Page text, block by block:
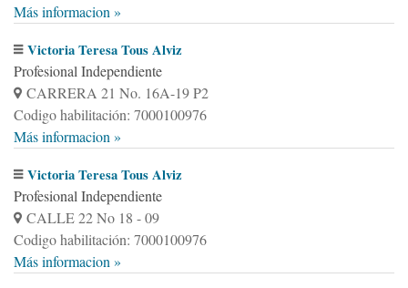
Más informacion »
Victoria Teresa Tous Alviz
Profesional Independiente
CARRERA 21 No. 16A-19 P2
Codigo habilitación: 7000100976
Más informacion »
Victoria Teresa Tous Alviz
Profesional Independiente
CALLE 22 No 18 - 09
Codigo habilitación: 7000100976
Más informacion »